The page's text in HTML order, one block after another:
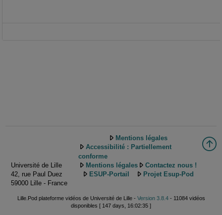
Université de Lille
42, rue Paul Duez
59000 Lille - France
Mentions légales
Accessibilité : Partiellement
conforme
Mentions légales
Contactez nous !
ESUP-Portail
Projet Esup-Pod
Lille.Pod plateforme vidéos de Université de Lille - Version 3.8.4- 11084 vidéos
disponibles [ 147 days, 16:02:35 ]